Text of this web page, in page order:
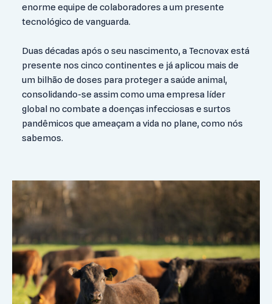
enorme equipe de colaboradores a um presente
tecnológico de vanguarda.
Duas décadas após o seu nascimento, a Tecnovax está
presente nos cinco continentes e já aplicou mais de
um bilhão de doses para proteger a saúde animal,
consolidando-se assim como uma empresa líder
global no combate a doenças infecciosas e surtos
pandêmicos que ameaçam a vida no plane, como nós
sabemos.